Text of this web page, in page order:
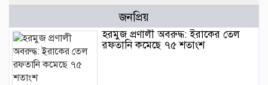
জনপ্রিয়
হরমুজ প্রণালী অবরুদ্ধ: ইরাকের তেল
রফতানি কমেছে ৭৫ শতাংশ